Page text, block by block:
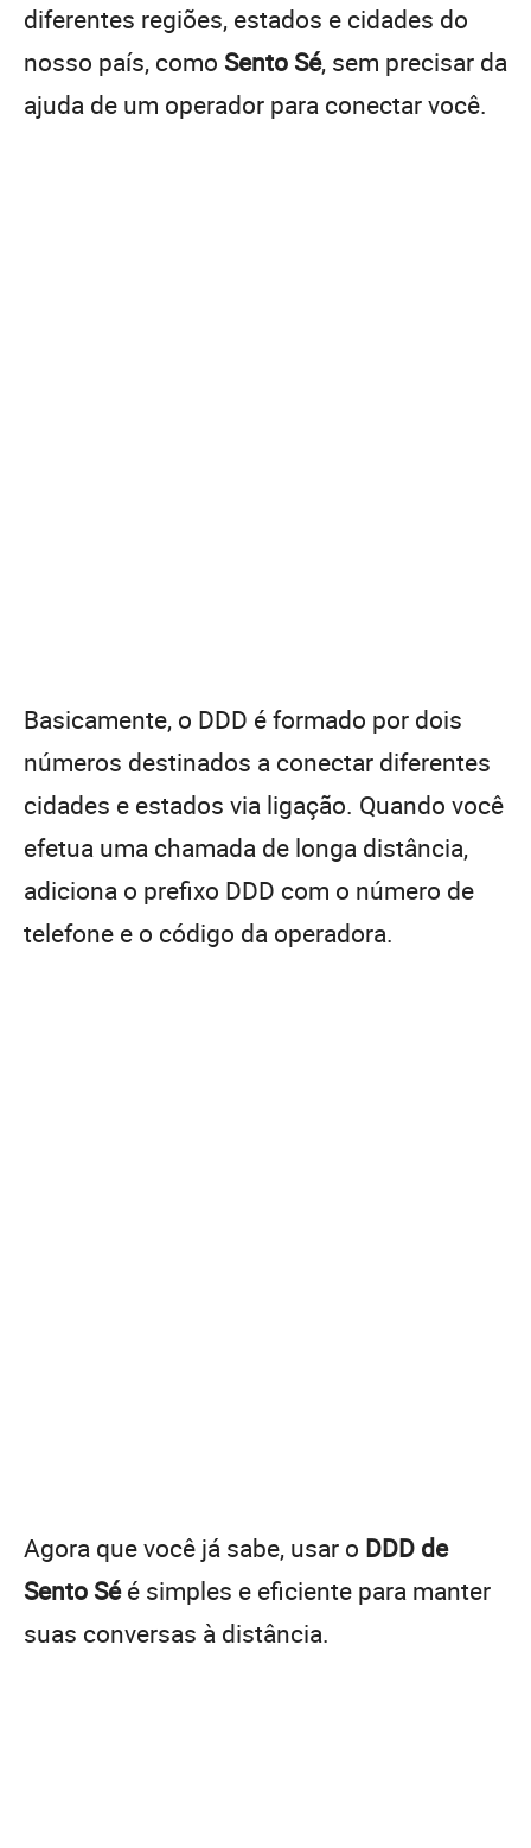
diferentes regiões, estados e cidades do
nosso país, como Sento Sé, sem precisar da
ajuda de um operador para conectar você.
Basicamente, o DDD é formado por dois
números destinados a conectar diferentes
cidades e estados via ligação. Quando você
efetua uma chamada de longa distância,
adiciona o prefixo DDD com o número de
telefone e o código da operadora.
Agora que você já sabe, usar o DDD de
Sento Séé simples e eficiente para manter
suas conversas à distância.